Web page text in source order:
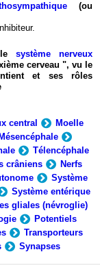
(ou
système nerveux
cerveau ", vu le
et ses rôles
central
Moelle
Mésencéphale
Télencéphale
crâniens
Nerfs
Système
Système entérique
gliales (névroglie)
Potentiels
Transporteurs
Synapses